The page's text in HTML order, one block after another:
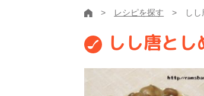
レシピを探す し
しし唐と